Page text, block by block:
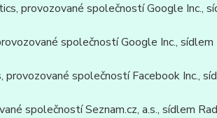
provozované společností Google Inc.,
společností Google Inc.,
společností Facebook Inc.,
společností Seznam.cz, a.s., sídlem